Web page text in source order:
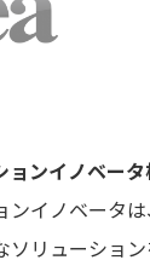
ョンイノベー
ンイノベータ
リューション